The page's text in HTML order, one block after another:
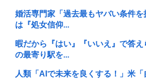
婚活専門家「過去最もヤバい条件
は『処女信仰...
暇だから『はい』『いいえ』で答え
の最寄り駅を...
人類「AIで未来を良くする！」米